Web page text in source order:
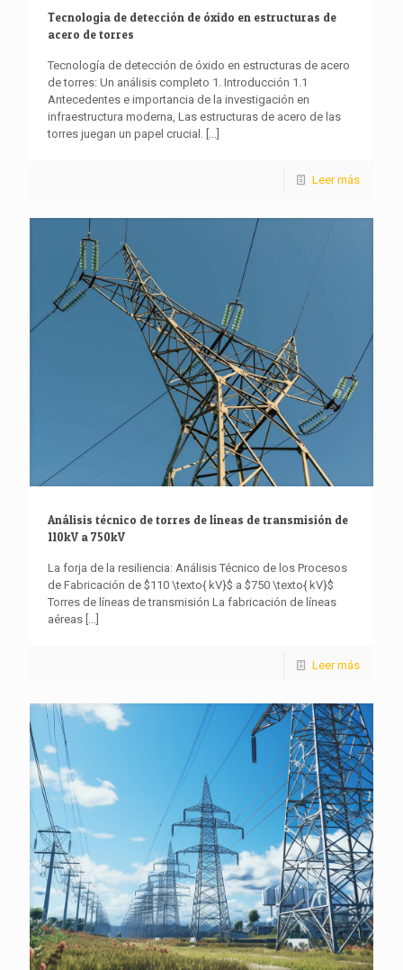
Tecnología de detección de óxido en estructuras de
acero de torres
Tecnología de detección de óxido en estructuras de acero
de torres: Un análisis completo 1. Introducción 1.1
Antecedentes e importancia de la investigación en
infraestructura moderna, Las estructuras de acero de las
torres juegan un papel crucial. [...]
Leer más
Análisis técnico de torres de líneas de transmisión de
110kV a 750kV
La forja de la resiliencia: Análisis Técnico de los Procesos
de Fabricación de $110 \texto{ kV}$ a $750 \texto{ kV}$
Torres de líneas de transmisión La fabricación de líneas
aéreas [...]
Leer más